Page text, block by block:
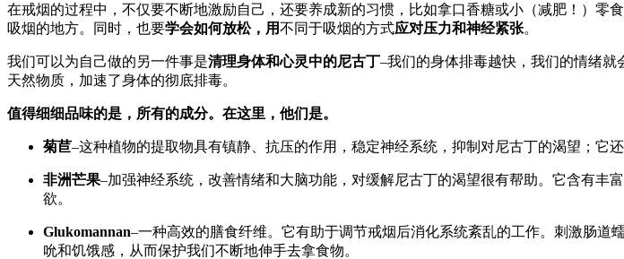
在戒烟的过程中，不仅要不断地激励自己，还要养成新的习惯，比如拿口香糖或小（减肥！）
吸烟的地方。同时，也要学会如何放松，用不同于吸烟的方式应对压力和神经紧张。
我们可以为自己做的另一件事是清理身体和心灵中的尼古丁–我们的身体排毒越快，我们的情绪就
天然物质，加速了身体的彻底排毒。
值得细细品味的是，所有的成分。在这里，他们是。
菊苣–这种植物的提取物具有镇静、抗压的作用，稳定神经系统，抑制对尼古丁的渴望；它
非洲芒果–加强神经系统，改善情绪和大脑功能，对缓解尼古丁的渴望很有帮助。它含有
欲。
Glukomannan–一种高效的膳食纤维。它有助于调节戒烟后消化系统紊乱的工作。刺激肠
吮和饥饿感，从而保护我们不断地伸手去拿食物。